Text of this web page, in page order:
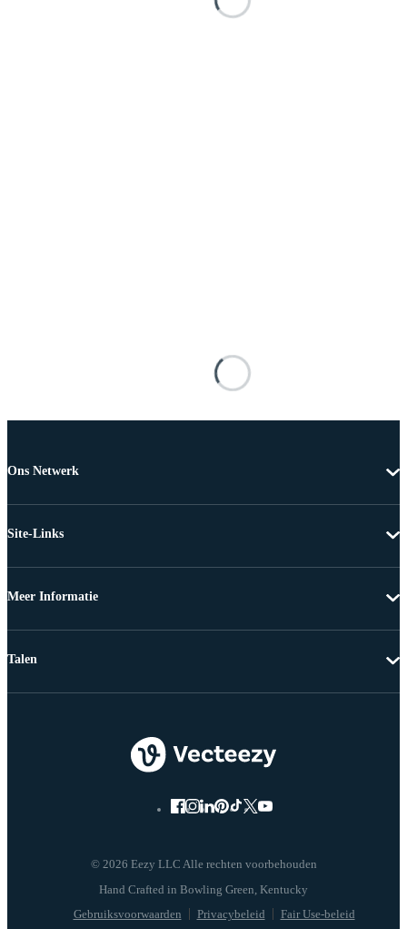
Ons Netwerk
Site-Links
Meer Informatie
© 2026 Eezy LLC Alle rechten voorbehouden
Gebruiksvoorwaarden Privacybeleid Fair Use-beleid
Talen